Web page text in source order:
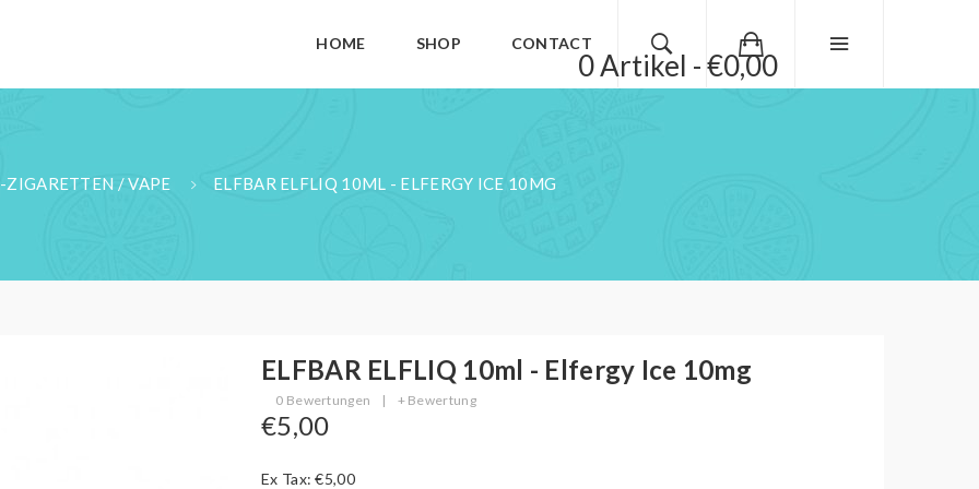
0 Artikel - €0,00
HOME SHOP CONTACT
ZIGARETTEN / VAPE ELFBAR ELFLIQ 10ML - ELFERGY ICE 10MG
ELFBAR ELFLIQ 10ml - Elfergy Ice 10mg
0 Bewertungen | + Bewertung
€5,00
Ex Tax: €5,00